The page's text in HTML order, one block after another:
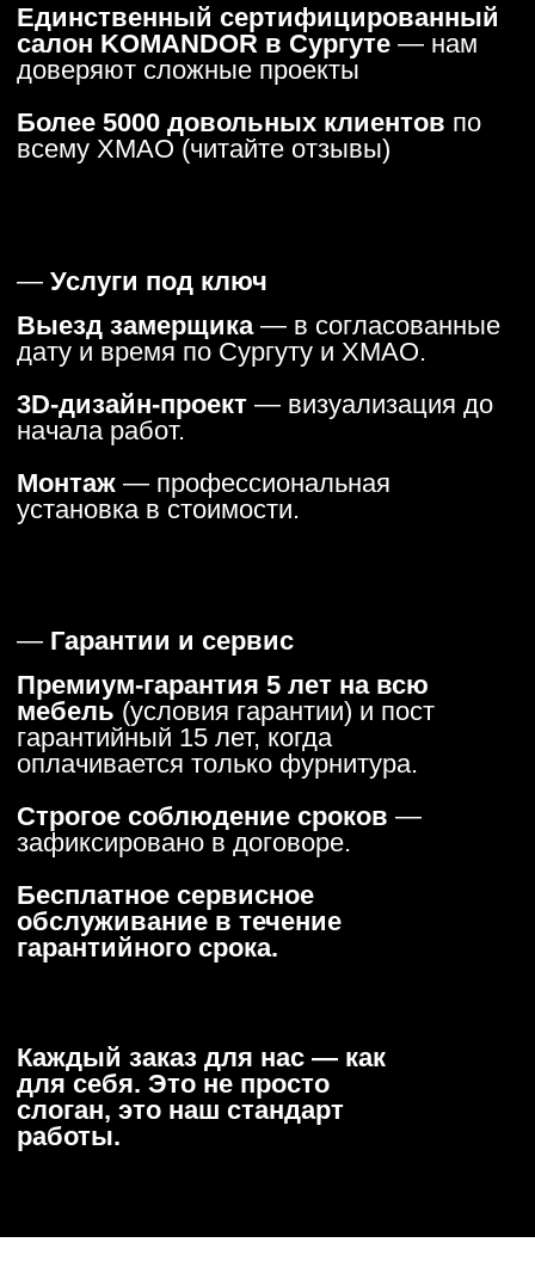
Знакомимся с вашими пожеланиями в офисе,
обсуждаем функционал, стиль и материалы. После
встречи выезжаем на замер по Сургуту и ХМАО
(подробнее об услуге). Фиксируем размеры, делаем
фото помещения, уточняем все детали, чтобы
проект получился точным с первого раза.
>Процесс производства: от замера до установки
Утверждаем проект, фиксируем стоимость и
сроки в договоре. Все работы учтены заранее —
никаких скрытых платежей или доплат в
процессе не возникает.
2. Разработка 3D-проекта
В течение 2–3 дней подготавливаем
расстановкой техники, подбором цветов и
фурнитуры (посмотрите примеры в галерее).
Дизайн-проект входит в общую стоимость
кухни — вы видите, за что платите, ещё до
начала производства.